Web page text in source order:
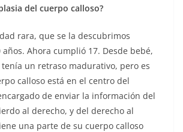
del cuerpo calloso?
rara, que se la descubrimos
Ahora cumplió 17. Desde bebé,
un retraso madurativo, pero es
calloso está en el centro del
de enviar la información del
al derecho, y del derecho al
una parte de su cuerpo calloso